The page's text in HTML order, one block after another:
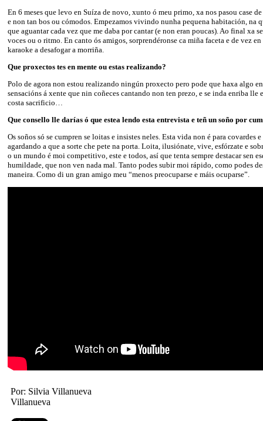
En 6 meses que levo en Suíza de novo, xunto ó meu primo, xa nos pasou case
e non tan bos ou cómodos. Empezamos vivindo nunha pequena habitación, na
que aguantar cada vez que me daba por cantar (e non eran poucas). Ao final xa
voces ou o ritmo. En canto ós amigos, sorprendéronse ca miña faceta e de vez
karaoke a desafogar a morriña.
Que proxectos tes en mente ou estas realizando?
Polo de agora non estou realizando ningún proxecto pero pode que haxa algo
sensacións á xente que nin coñeces cantando non ten prezo, e se inda enriba lle
costa sacrificio…
Que consello lle darías ó que estea lendo esta entrevista e teñ un soño por
Os soños só se cumpren se loitas e insistes neles. Esta vida non é para covardes e
agardando a que a sorte che pete na porta. Loita, ilusiónate, vive, esfórzate e
o un mundo é moi competitivo, este e todos, así que tenta sempre destacar sen
humildade, que non ven nada mal. Tanto podes subir moi rápido, como podes
maneira. Como di un gran amigo meu “menos preocuparse e máis ocuparse”.
Por: Silvia Villanueva
Villanueva